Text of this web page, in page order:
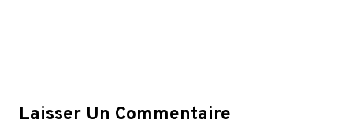
Laisser Un Commentaire